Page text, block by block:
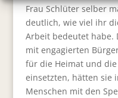
Frau Schlüter selber
deutlich, wie viel ihr
Arbeit bedeutet habe.
mit engagierten
für die Heimat und
einsetzten, hätten sie
Menschen mit den